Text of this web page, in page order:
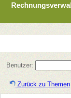
Benutzer:
Zurück zu Themen